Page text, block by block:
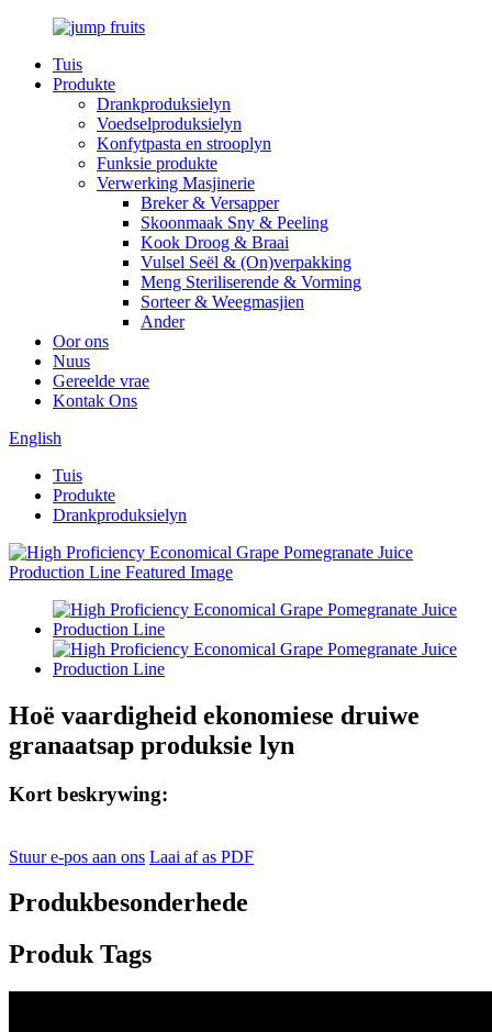
Tuis
Produkte
Drankproduksielyn
Voedselproduksielyn
Konfytpasta en strooplyn
Funksie produkte
Verwerking Masjinerie
Breker & Versapper
Skoonmaak Sny & Peeling
Kook Droog & Braai
Vulsel Seël & (On)verpakking
Meng Steriliserende & Vorming
Sorteer & Weegmasjien
Ander
Oor ons
Nuus
Gereelde vrae
Kontak Ons
English
Tuis
Produkte
Drankproduksielyn
Hoë vaardigheid ekonomiese druiwe
granaatsap produksie lyn
Kort beskrywing:
Stuur e-pos aan ons Laai af as PDF
Produkbesonderhede
Produk Tags